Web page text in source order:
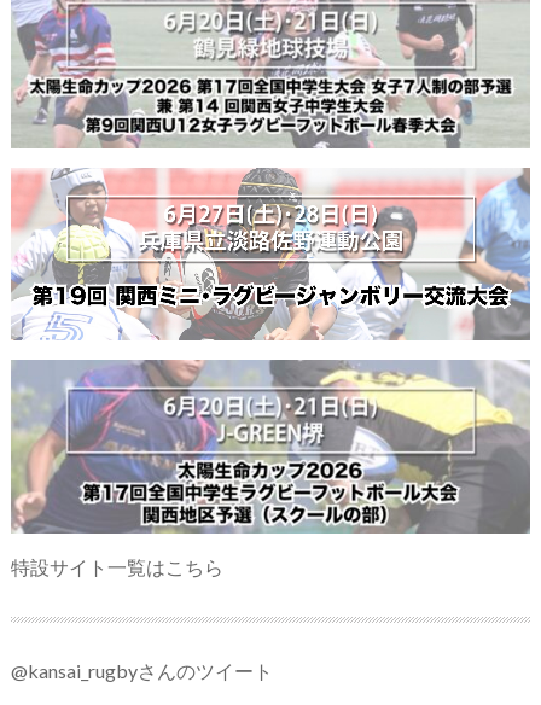
特設サイト一覧はこちら
@kansai_rugbyさんのツイート